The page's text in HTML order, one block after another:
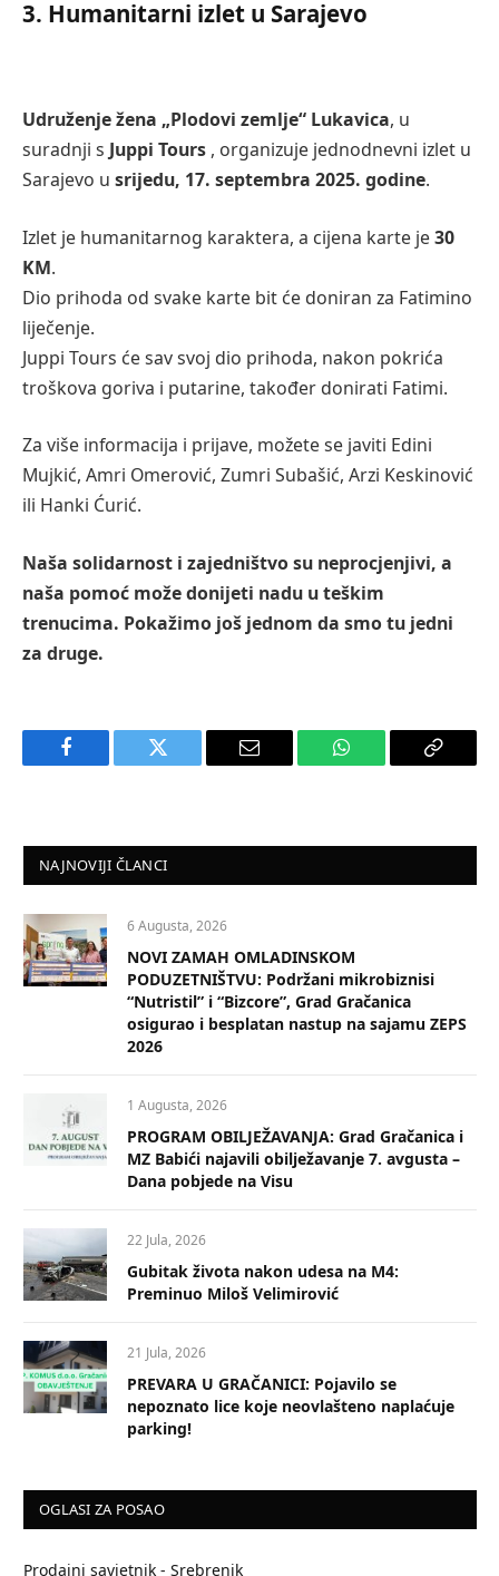
3. Humanitarni izlet u Sarajevo
Udruženje žena „Plodovi zemlje“ Lukavica, u
suradnji s Juppi Tours , organizuje jednodnevni izlet u
Sarajevo u srijedu, 17. septembra 2025. godine.
Izlet je humanitarnog karaktera, a cijena karte je30
KM.
Dio prihoda od svake karte bit će doniran za Fatimino
liječenje.
Juppi Tours će sav svoj dio prihoda, nakon pokrića
troškova goriva i putarine, također donirati Fatimi.
Za više informacija i prijave, možete se javiti Edini
Mujkić, Amri Omerović, Zumri Subašić, Arzi Keskinović
ili Hanki Ćurić.
Naša solidarnost i zajedništvo su neprocjenjivi, a
naša pomoć može donijeti nadu u teškim
trenucima. Pokažimo još jednom da smo tu jedni
za druge.
Facebook Twitter Email WhatsApp Copy
NAJNOVIJI ČLANCI
6 Augusta, 2026
NOVI ZAMAH OMLADINSKOM
PODUZETNIŠTVU: Podržani mikrobiznisi
“Nutristil” i “Bizcore”, Grad Gračanica
osigurao i besplatan nastup na sajamu ZEPS
2026
1 Augusta, 2026
PROGRAM OBILJEŽAVANJA: Grad Gračanica i
MZ Babići najavili obilježavanje 7. avgusta –
Dana pobjede na Visu
22 Jula, 2026
Gubitak života nakon udesa na M4:
Preminuo Miloš Velimirović
21 Jula, 2026
PREVARA U GRAČANICI: Pojavilo se
nepoznato lice koje neovlašteno naplaćuje
parking!
OGLASI ZA POSAO
Prodajni savjetnik - Srebrenik